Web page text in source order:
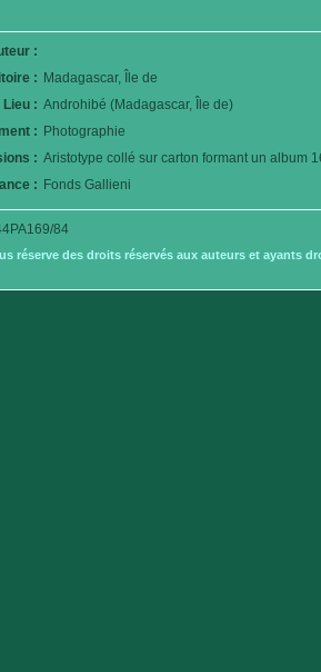
:
: Madagascar, Île de
Lieu : Androhibé (Madagascar, Île de)
: Photographie
: Aristotype collé sur carton formant un album
: Fonds Gallieni
84
réserve des droits réservés aux auteurs et ayants